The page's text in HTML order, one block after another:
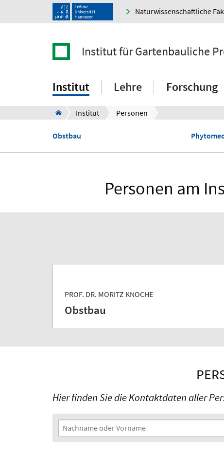
Naturwissenschaftliche
Institut für Gartenbauliche
Institut Lehre Forschung
Institut Personen
Obstbau
Personen am
PROF. DR. MORITZ KNOCHE
Obstbau
Hier finden Sie die Kontaktdaten aller
Suchfilter
Nachname oder Vorname